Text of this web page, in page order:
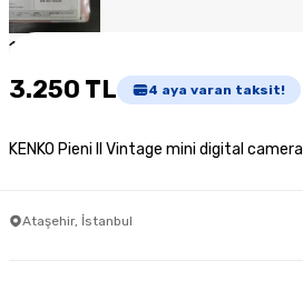
1
3.250 TL 4 aya varan taksit!
KENKO Pieni II Vintage mini digital camera
Ataşehir, İstanbul